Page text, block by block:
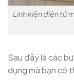
Linh kiện điện tử
Sau đây là các
dụng mà bạn có